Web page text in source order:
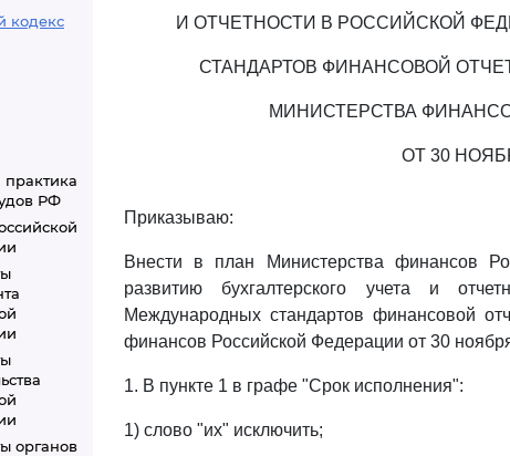
кодекс
РФ
органов
И ОТЧЕТНОСТИ В РОССИЙСКОЙ
СТАНДАРТОВ ФИНАНСОВОЙ
МИНИСТЕРСТВА
ОТ 30
Приказываю:
Внести в план Министерства финансов
развитию бухгалтерского учета и
Международных стандартов финансовой
финансов Российской Федерации от 30
1. В пункте 1 в графе "Срок исполнения":
1) слово "их" исключить;